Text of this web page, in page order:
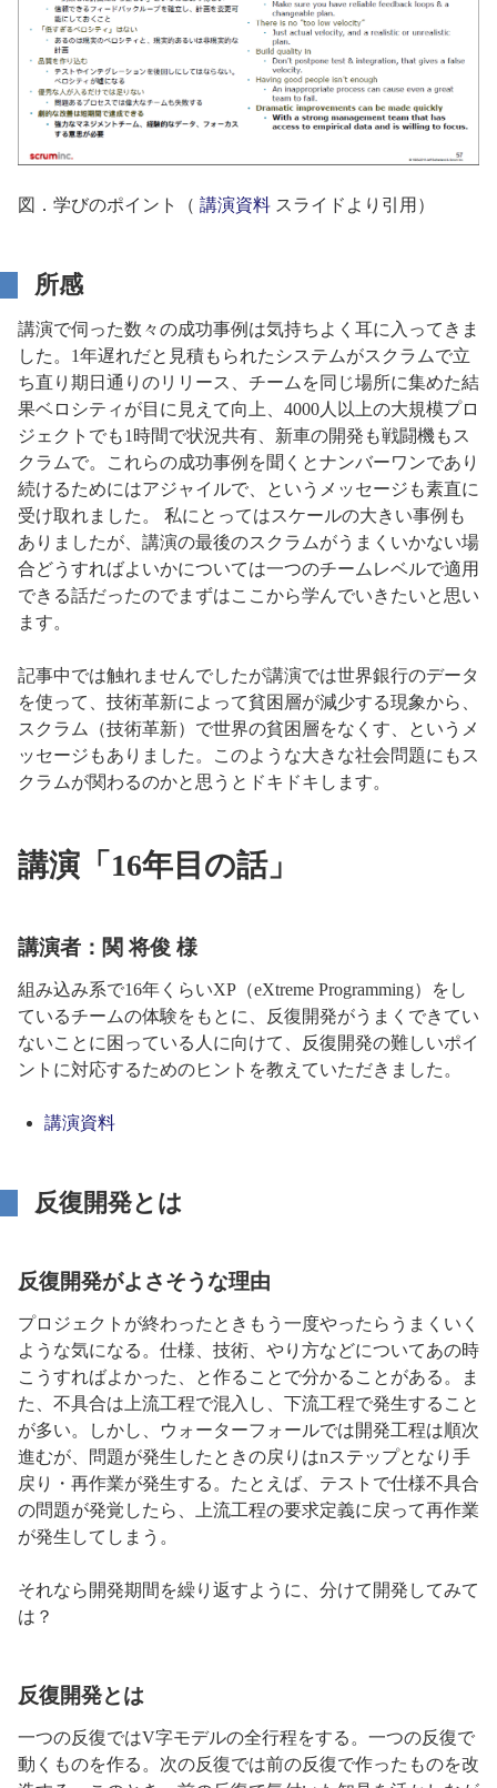
図．学びのポイント（ 講演資料 スライドより引用）
所感
講演で伺った数々の成功事例は気持ちよく耳に入ってきま
した。1年遅れだと見積もられたシステムがスクラムで立
ち直り期日通りのリリース、チームを同じ場所に集めた結
果ベロシティが目に見えて向上、4000人以上の大規模プロ
ジェクトでも1時間で状況共有、新車の開発も戦闘機もス
クラムで。これらの成功事例を聞くとナンバーワンであり
続けるためにはアジャイルで、というメッセージも素直に
受け取れました。 私にとってはスケールの大きい事例も
ありましたが、講演の最後のスクラムがうまくいかない場
合どうすればよいかについては一つのチームレベルで適用
できる話だったのでまずはここから学んでいきたいと思い
ます。
記事中では触れませんでしたが講演では世界銀行のデータ
を使って、技術革新によって貧困層が減少する現象から、
スクラム（技術革新）で世界の貧困層をなくす、というメ
ッセージもありました。このような大きな社会問題にもス
クラムが関わるのかと思うとドキドキします。
講演「16年目の話」
講演者：関 将俊 様
組み込み系で16年くらいXP（eXtreme Programming）をし
ているチームの体験をもとに、反復開発がうまくできてい
ないことに困っている人に向けて、反復開発の難しいポイ
ントに対応するためのヒントを教えていただきました。
講演資料
反復開発とは
反復開発がよさそうな理由
プロジェクトが終わったときもう一度やったらうまくいく
ような気になる。仕様、技術、やり方などについてあの時
こうすればよかった、と作ることで分かることがある。ま
た、不具合は上流工程で混入し、下流工程で発生すること
が多い。しかし、ウォーターフォールでは開発工程は順次
進むが、問題が発生したときの戻りはnステップとなり手
戻り・再作業が発生する。たとえば、テストで仕様不具合
の問題が発覚したら、上流工程の要求定義に戻って再作業
が発生してしまう。
それなら開発期間を繰り返すように、分けて開発してみて
は？
反復開発とは
一つの反復ではV字モデルの全行程をする。一つの反復で
動くものを作る。次の反復では前の反復で作ったものを改